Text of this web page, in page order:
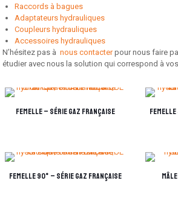
Raccords à bagues
Adaptateurs hydrauliques
Coupleurs hydrauliques
Accessoires hydrauliques
N’hésitez pas ànous contacterpour nous faire
étudier avec nous la solution qui correspond à
Femelle – Série GAZ Française Femelle
Femelle 90° – Série GAZ Française